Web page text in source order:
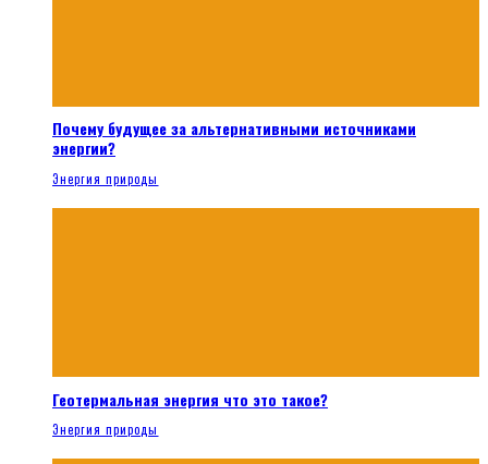
Почему будущее за альтернативными источниками
энергии?
Энергия природы
Геотермальная энергия что это такое?
Энергия природы